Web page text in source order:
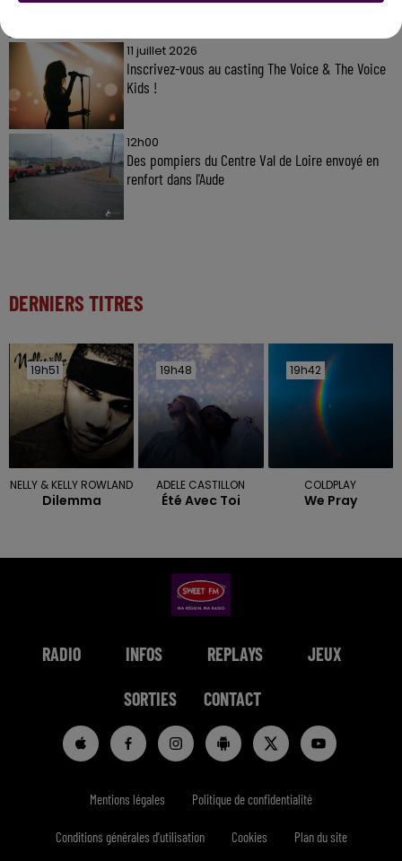
11 juillet 2026
Inscrivez-vous au casting The Voice & The Voice
Kids !
12h00
Des pompiers du Centre Val de Loire envoyé en
renfort dans l'Aude
DERNIERS TITRES
19h51
19h51
NELLY & KELLY ROWLAND
Dilemma
19h48
19h48
ADELE CASTILLON
Été Avec Toi
19h42
19h42
COLDPLAY
We Pray
RADIO INFOS REPLAYS JEUX
SORTIES CONTACT
Mentions légales Politique de confidentialité
Conditions générales d'utilisation Cookies Plan du site